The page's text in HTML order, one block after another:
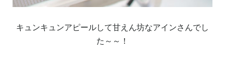
キュンキュンアピールして甘えん坊なアインさんでし
た～～！